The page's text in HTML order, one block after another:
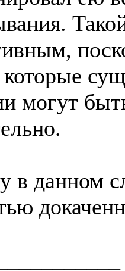
могут
в данном